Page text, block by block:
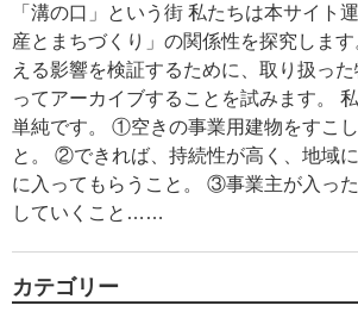
「溝の口」という街 私たちは本サイト
産とまちづくり」の関係性を探究しま
える影響を検証するために、取り扱っ
ってアーカイブすることを試みます。
単純です。 ①空きの事業用建物をすこ
と。 ②できれば、持続性が高く、地域
に入ってもらうこと。 ③事業主が入っ
していくこと……
カテゴリー